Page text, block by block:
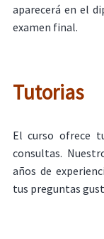
aparecerá en el
examen final.
Tutorias
El curso ofrece
consultas.
años de
tus preguntas